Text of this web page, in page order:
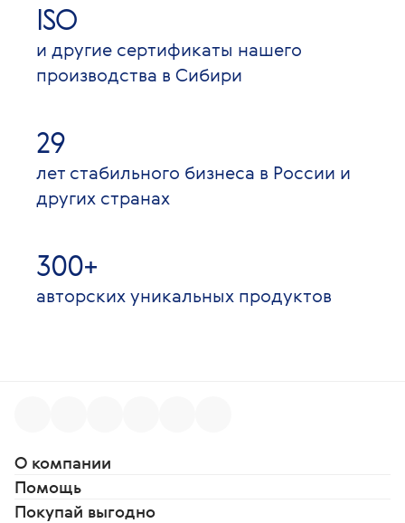
ISO
и другие сертификаты нашего
производства в Сибири
29
лет стабильного бизнеса в России и
других странах
300+
авторских уникальных продуктов
О компании
Помощь
Покупай выгодно